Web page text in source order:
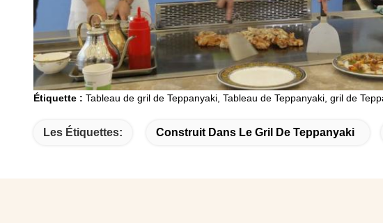
Étiquette : Tableau de gril de Teppanyaki, Tableau de Teppanyaki, gril de
Les Étiquettes: Construit Dans Le Gril De Teppanyaki